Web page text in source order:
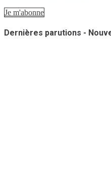
Je m'abonne
Dernières parutions -